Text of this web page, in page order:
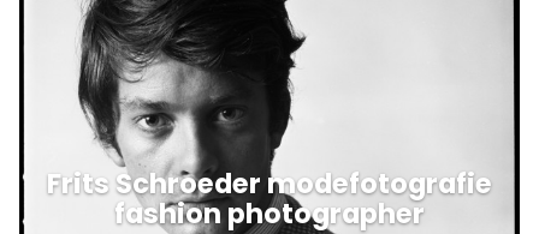
Frits Schroeder modefotografie
fashion photographer